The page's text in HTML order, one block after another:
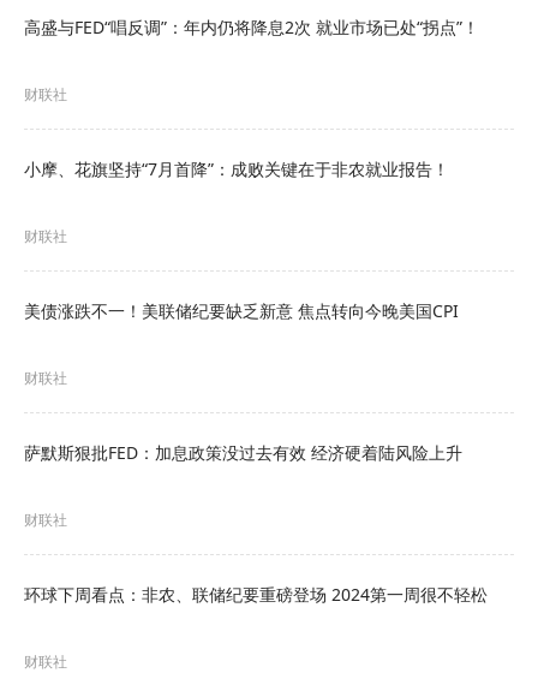
落，这一上涨趋势将在今年晚些时候部分逆转。
威廉姆斯预计，到2026年底通胀率将达到2.75%
其中部分原因正是能源价格的上升。“这意味着油价
不会完全回落到年初的水平，”他在演讲后对记者表
是否会进一步推高其他商品和服务价格。
这位纽约联储主席还表示，他预计今年美国经济将
境以及对人工智能的投资。他指出，当前劳动力市
就在同一天稍早前，美联储主席杰罗姆·鲍威尔
位置”。
高盛与FED“唱反调”：年内仍将降息2次 就业市场已处“拐点”！
财联社
小摩、花旗坚持“7月首降”：成败关键在于非农就业报告！
财联社
美债涨跌不一！美联储纪要缺乏新意 焦点转向今晚美国CPI
财联社
萨默斯狠批FED：加息政策没过去有效 经济硬着陆风险上升
财联社
环球下周看点：非农、联储纪要重磅登场 2024第一周很不轻松
财联社